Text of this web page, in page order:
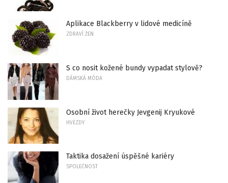
Aplikace Blackberry v lidové medicíně
ZDRAVÍ ŽEN
S co nosit kožené bundy vypadat stylově?
DÁMSKÁ MÓDA
Osobní život herečky Jevgenij Kryukové
HVĚZDY
Taktika dosažení úspěšné kariéry
SPOLEČNOST